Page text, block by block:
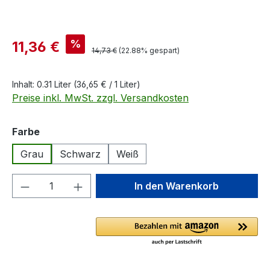
Verkaufspreis:
11,36 € % Regulärer Preis:
14,73 € (22.88% gespart)
Inhalt: 0.31 Liter (36,65 € / 1 Liter)
Preise inkl. MwSt. zzgl. Versandkosten
Farbeauswählen
Grau
Schwarz Weiß
Produkt Anzahl: Gib denIn den Warenkorb